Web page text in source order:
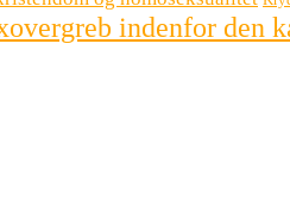
indenfor den